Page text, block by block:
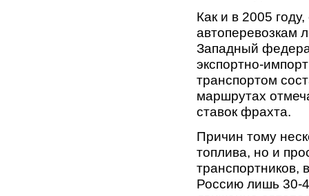
Как и в 2005
автоперевозкам
Западный
экспортно-
транспортом
маршрутах
ставок фрахта.
Причин тому
топлива, но и
транспортников,
Россию лишь 30-